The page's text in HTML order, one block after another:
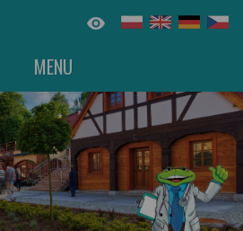
MENU